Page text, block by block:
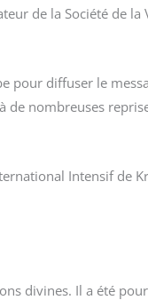
de la Société de la
pour diffuser le
nombreuses
Intensif de
divines. Il a été